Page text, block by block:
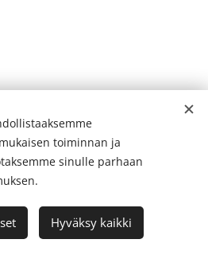
Ihmeet 2026
Evästeet
toiminnan ja
sinulle parhaan
Hyväksy kaikki